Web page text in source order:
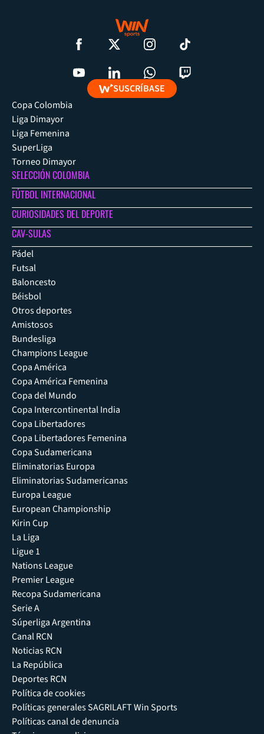
SUSCRÍBASE
Copa Colombia
Liga Dimayor
Liga Femenina
SuperLiga
Torneo Dimayor
SELECCIÓN COLOMBIA
FÚTBOL INTERNACIONAL
CURIOSIDADES DEL DEPORTE
CAV-SULAS
Pádel
Futsal
Baloncesto
Béisbol
Otros deportes
Amistosos
Bundesliga
Champions League
Copa América
Copa América Femenina
Copa del Mundo
Copa Intercontinental India
Copa Libertadores
Copa Libertadores Femenina
Copa Sudamericana
Eliminatorias Europa
Eliminatorias Sudamericanas
Europa League
European Championship
Kirin Cup
La Liga
Ligue 1
Nations League
Premier League
Recopa Sudamericana
Serie A
Súperliga Argentina
Canal RCN
Noticias RCN
La República
Deportes RCN
Política de cookies
Políticas generales SAGRILAFT Win Sports
Políticas canal de denuncia